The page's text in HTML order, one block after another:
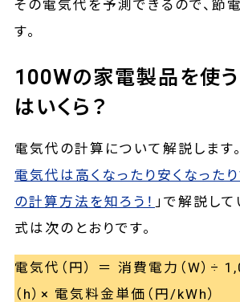
その電気代を予測できるので、節
す。
100Wの家電製品を使
はいくら？
電気代の計算について解説します。
電気代は高くなったり安くなった
の計算方法を知ろう！ 」で解説し
式は次のとおりです。
電気代（円） ＝ 消費電力（W）÷
（h）× 電気料金単価（円/kWh）